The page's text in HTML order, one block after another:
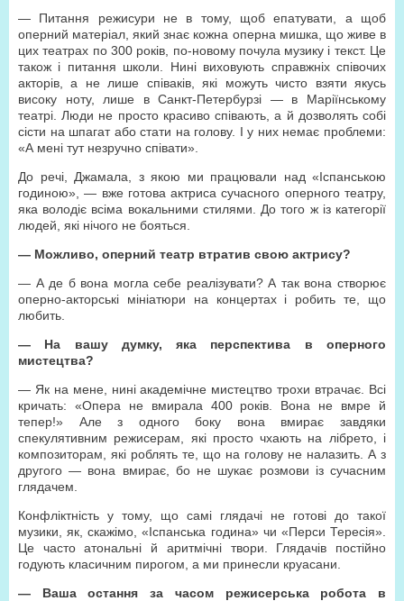
— Питання режисури не в тому, щоб епатувати, а щоб
оперний матеріал, який знає кожна оперна мишка, що живе в
цих театрах по 300 років, по-новому почула музику і текст. Це
також і питання школи. Нині виховують справжніх співочих
акторів, а не лише співаків, які можуть чисто взяти якусь
високу ноту, лише в Санкт-Петербурзі — в Маріїнському
театрі. Люди не просто красиво співають, а й дозволять собі
сісти на шпагат або стати на голову. І у них немає проблеми:
«А мені тут незручно співати».
До речі, Джамала, з якою ми працювали над «Іспанською
годиною», — вже готова актриса сучасного оперного театру,
яка володіє всіма вокальними стилями. До того ж із категорії
людей, які нічого не бояться.
— Можливо, оперний театр втратив свою актрису?
— А де б вона могла себе реалізувати? А так вона створює
оперно-акторські мініатюри на концертах і робить те, що
любить.
— На вашу думку, яка перспектива в оперного
мистецтва?
— Як на мене, нині академічне мистецтво трохи втрачає. Всі
кричать: «Опера не вмирала 400 років. Вона не вмре й
тепер!» Але з одного боку вона вмирає завдяки
спекулятивним режисерам, які просто чхають на лібрето, і
композиторам, які роблять те, що на голову не налазить. А з
другого — вона вмирає, бо не шукає розмови із сучасним
глядачем.
Конфліктність у тому, що самі глядачі не готові до такої
музики, як, скажімо, «Іспанська година» чи «Перси Тересія».
Це часто атональні й аритмічні твори. Глядачів постійно
годують класичним пирогом, а ми принесли круасани.
— Ваша остання за часом режисерська робота в